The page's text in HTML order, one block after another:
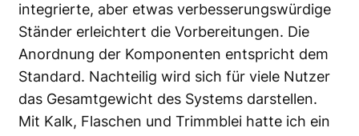
integrierte, aber etwas verbesserungswürdige
Ständer erleichtert die Vorbereitungen. Die
Anordnung der Komponenten entspricht dem
Standard. Nachteilig wird sich für viele Nutzer
das Gesamtgewicht des Systems darstellen.
Mit Kalk, Flaschen und Trimmblei hatte ich ein